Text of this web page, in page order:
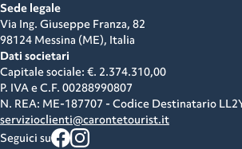
Sede legale
Via Ing. Giuseppe Franza, 82
98124 Messina (ME), Italia
Dati societari
Capitale sociale: €. 2.374.310,00
P. IVA e C.F. 00288990807
N. REA: ME-187707 - Codice Destinatario
servizioclienti@carontetourist.it
Seguici su